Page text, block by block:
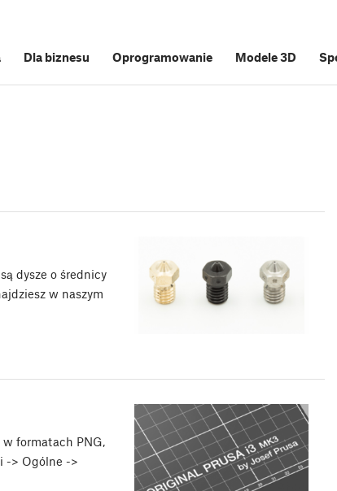
Dla biznesu Oprogramowanie Modele 3D
dysze o średnicy
w naszym
w formatach PNG,
-> Ogólne ->